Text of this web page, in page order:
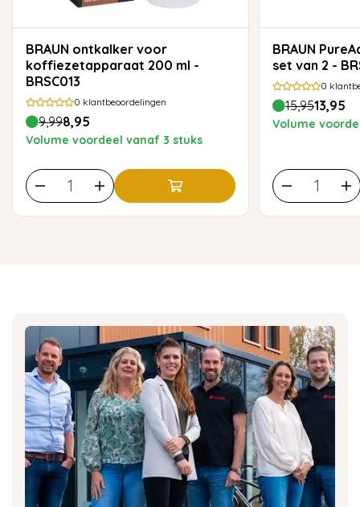
BRAUN ontkalker voor
koffiezetapparaat 200 ml -
BRSC013
0 klantbeoordelingen
9,998,95
Volume voordeel vanaf 3 stuks
BRAUN PureAqua Waterfilter -
set van 2 -
0
15,9513,95
Volume